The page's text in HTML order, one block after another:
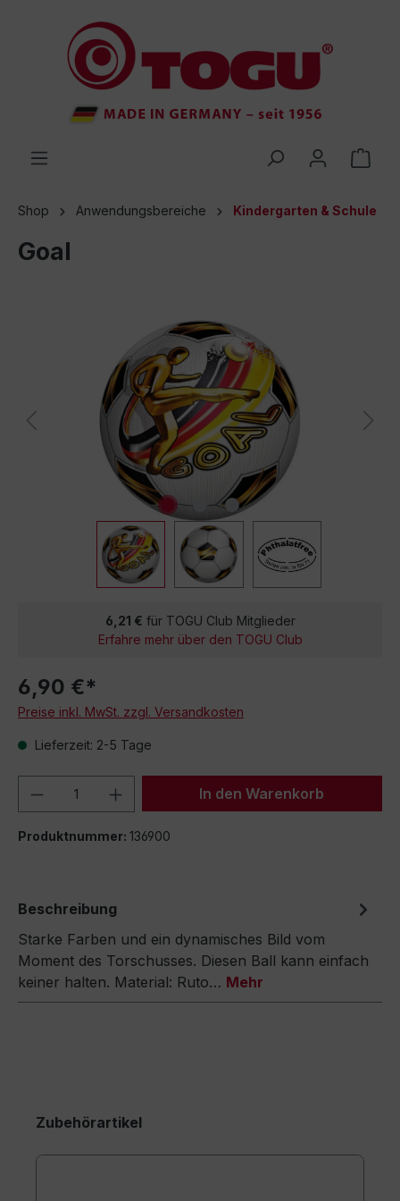
springen
Shop Anwendungsbereiche Kindergarten & Schule
Goal
6,21 € für TOGU Club Mitglieder
Erfahre mehr über den TOGU Club
6,90 €*
Preise inkl. MwSt. zzgl. Versandkosten
Lieferzeit: 2-5 Tage
Produkt Anzahl: Gib denIn den Warenkorb
Produktnummer: 136900
Beschreibung
Starke Farben und ein dynamisches Bild vom
Moment des Torschusses. Diesen Ball kann einfach
keiner halten. Material: Ruto… Mehr
Zubehörartikel